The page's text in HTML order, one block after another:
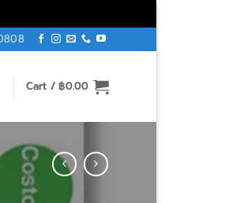
Cart /฿0.00